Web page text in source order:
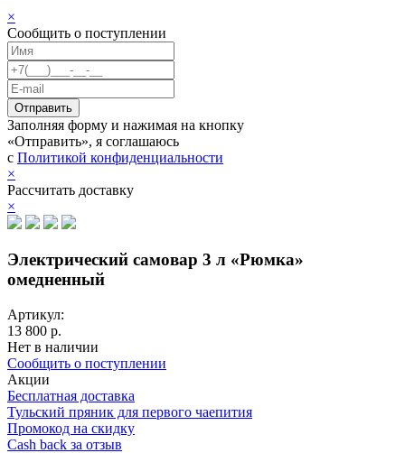
×
Сообщить о поступлении
Заполняя форму и нажимая на кнопку
«Отправить», я соглашаюсь
с Политикой конфиденциальности
×
Рассчитать доставку
×
Электрический самовар 3 л «Рюмка»
омедненный
Артикул:
13 800 р.
Нет в наличии
Сообщить о поступлении
Акции
Бесплатная доставка
Тульский пряник для первого чаепития
Промокод на скидку
Cash back за отзыв